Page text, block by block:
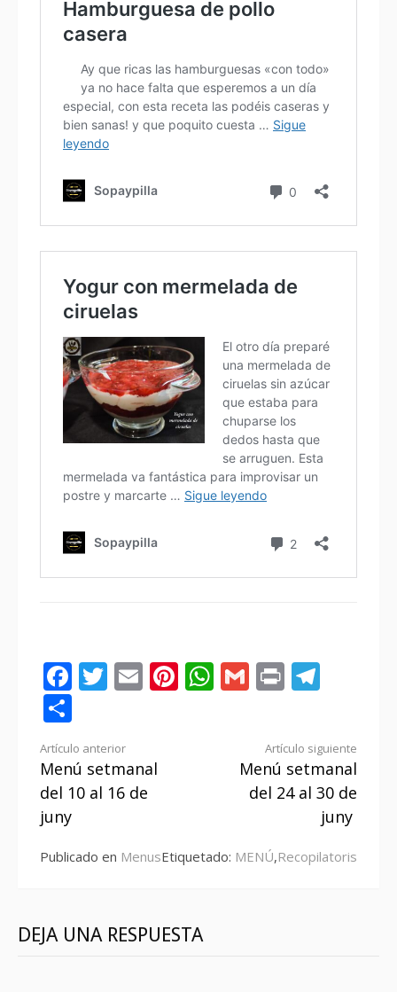
Facebook
Twitter
EmailPinterest
WhatsApp
Gmail
Print
Seguir
leyendo
Artículo anterior
Menú setmanal
del 10 al 16 de
juny
Artículo siguiente
Menú setmanal
del 24 al 30 de
juny
Publicado en MenusEtiquetado: MENÚ,Recopilatoris
DEJA UNA RESPUESTA